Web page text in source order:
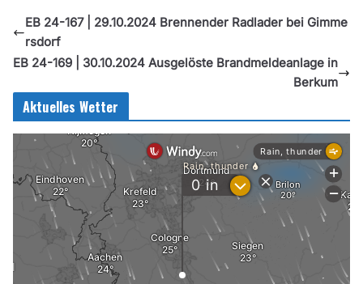
EB 24-167 | 29.10.2024 Brennender Radlader bei Gimme
rsdorf
EB 24-169 | 30.10.2024 Ausgelöste Brandmeldeanlage in
Berkum
Aktuelles Wetter